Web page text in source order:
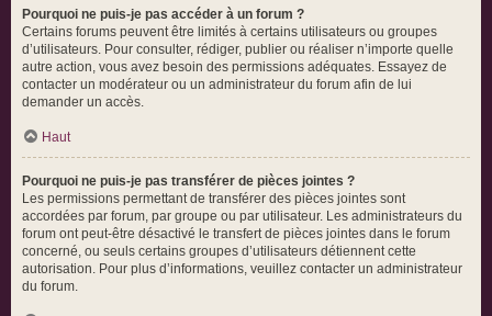
Pourquoi ne puis-je pas accéder à un forum ?
Certains forums peuvent être limités à certains utilisateurs ou groupes
d’utilisateurs. Pour consulter, rédiger, publier ou réaliser n’importe quelle
autre action, vous avez besoin des permissions adéquates. Essayez de
contacter un modérateur ou un administrateur du forum afin de lui
demander un accès.
Haut
Pourquoi ne puis-je pas transférer de pièces jointes ?
Les permissions permettant de transférer des pièces jointes sont
accordées par forum, par groupe ou par utilisateur. Les administrateurs du
forum ont peut-être désactivé le transfert de pièces jointes dans le forum
concerné, ou seuls certains groupes d’utilisateurs détiennent cette
autorisation. Pour plus d’informations, veuillez contacter un administrateur
du forum.